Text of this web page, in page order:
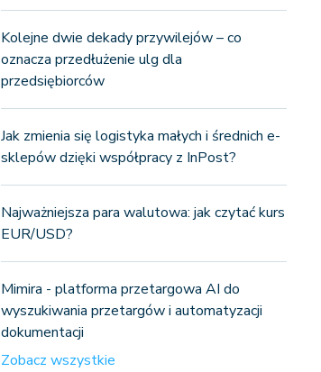
Kolejne dwie dekady przywilejów – co
oznacza przedłużenie ulg dla
przedsiębiorców
Jak zmienia się logistyka małych i średnich e-
sklepów dzięki współpracy z InPost?
Najważniejsza para walutowa: jak czytać kurs
EUR/USD?
Mimira - platforma przetargowa AI do
wyszukiwania przetargów i automatyzacji
dokumentacji
Zobacz wszystkie